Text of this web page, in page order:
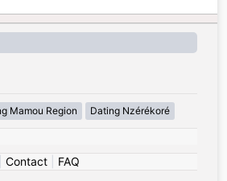
Mamou Region Dating Nzérékoré
Contact FAQ